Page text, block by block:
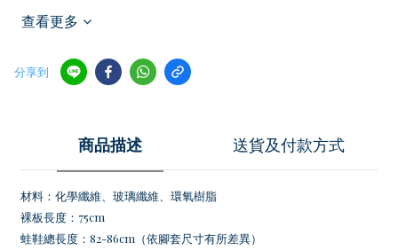
查看更多
分享到
商品描述 送貨及付款方式
材料：化學纖維、玻璃纖維、環氧樹脂
裸板長度：75cm
蛙鞋總長度：82-86cm（依腳套尺寸有所差異）